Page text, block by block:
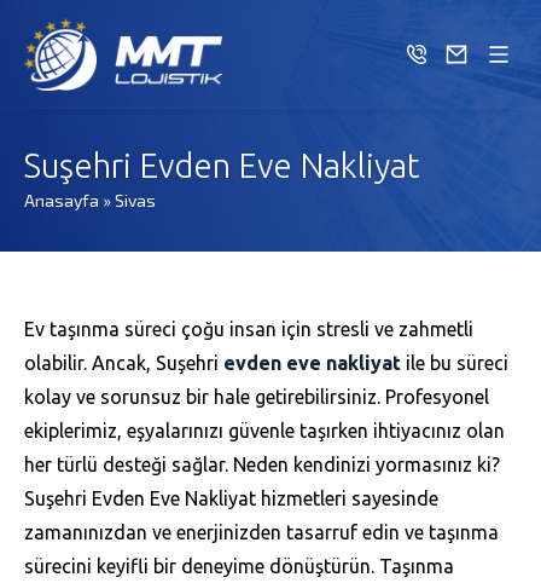
Suşehri Evden Eve Nakliyat
Anasayfa »Sivas
Ev taşınma süreci çoğu insan için stresli ve zahmetli
olabilir. Ancak, Suşehri evden eve nakliyat ile bu süreci
kolay ve sorunsuz bir hale getirebilirsiniz. Profesyonel
ekiplerimiz, eşyalarınızı güvenle taşırken ihtiyacınız olan
her türlü desteği sağlar. Neden kendinizi yormasınız ki?
Suşehri Evden Eve Nakliyat hizmetleri sayesinde
zamanınızdan ve enerjinizden tasarruf edin ve taşınma
sürecini keyifli bir deneyime dönüştürün. Taşınma